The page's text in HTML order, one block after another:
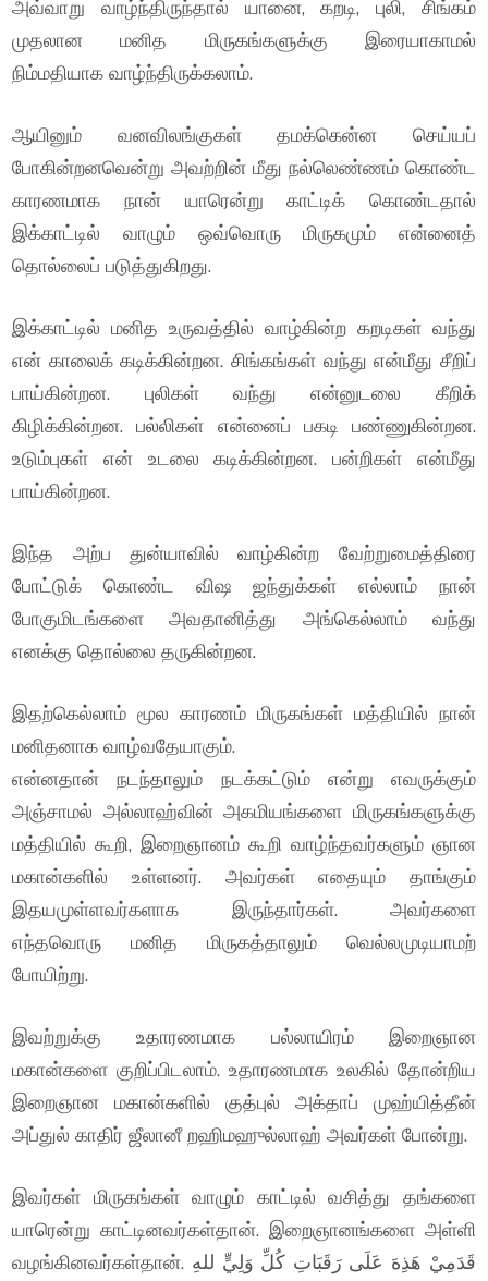
அவ்வாறு வாழ்ந்திருந்தால் யானை, கறடி, புலி, சிங்கம்
முதலான மனித மிருகங்களுக்கு இரையாகாமல்
நிம்மதியாக வாழ்ந்திருக்கலாம்.
ஆயினும் வனவிலங்குகள் தமக்கென்ன செய்யப்
போகின்றனவென்று அவற்றின் மீது நல்லெண்ணம் கொண்ட
காரணமாக நான் யாரென்று காட்டிக் கொண்டதால்
இக்காட்டில் வாழும் ஒவ்வொரு மிருகமும் என்னைத்
தொல்லைப் படுத்துகிறது.
இக்காட்டில் மனித உருவத்தில் வாழ்கின்ற கறடிகள் வந்து
என் காலைக் கடிக்கின்றன. சிங்கங்கள் வந்து என்மீது சீறிப்
பாய்கின்றன. புலிகள் வந்து என்னுடலை கீறிக்
கிழிக்கின்றன. பல்லிகள் என்னைப் பகடி பண்ணுகின்றன.
உடும்புகள் என் உடலை கடிக்கின்றன. பன்றிகள் என்மீது
பாய்கின்றன.
இந்த அற்ப துன்யாவில் வாழ்கின்ற வேற்றுமைத்திரை
போட்டுக் கொண்ட விஷ ஜந்துக்கள் எல்லாம் நான்
போகுமிடங்களை அவதானித்து அங்கெல்லாம் வந்து
எனக்கு தொல்லை தருகின்றன.
இதற்கெல்லாம் மூல காரணம் மிருகங்கள் மத்தியில் நான்
மனிதனாக வாழ்வதேயாகும்.
என்னதான் நடந்தாலும் நடக்கட்டும் என்று எவருக்கும்
அஞ்சாமல் அல்லாஹ்வின் அகமியங்களை மிருகங்களுக்கு
மத்தியில் கூறி, இறைஞானம் கூறி வாழ்ந்தவர்களும் ஞான
மகான்களில் உள்ளனர். அவர்கள் எதையும் தாங்கும்
இதயமுள்ளவர்களாக இருந்தார்கள். அவர்களை
எந்தவொரு மனித மிருகத்தாலும் வெல்லமுடியாமற்
போயிற்று.
இவற்றுக்கு உதாரணமாக பல்லாயிரம் இறைஞான
மகான்களை குறிப்பிடலாம். உதாரணமாக உலகில் தோன்றிய
இறைஞான மகான்களில் குத்புல் அக்தாப் முஹ்யித்தீன்
அப்துல் காதிர் ஜீலானீ றஹிமஹுல்லாஹ் அவர்கள் போன்று.
இவர்கள் மிருகங்கள் வாழும் காட்டில் வசித்து தங்களை
யாரென்று காட்டினவர்கள்தான். இறைஞானங்களை அள்ளி
வழங்கினவர்கள்தான். قَدَمِيْ هَذِهَ عَلَى رَقَبَاتِ كُلِّ وَلِيٍّ للهِ